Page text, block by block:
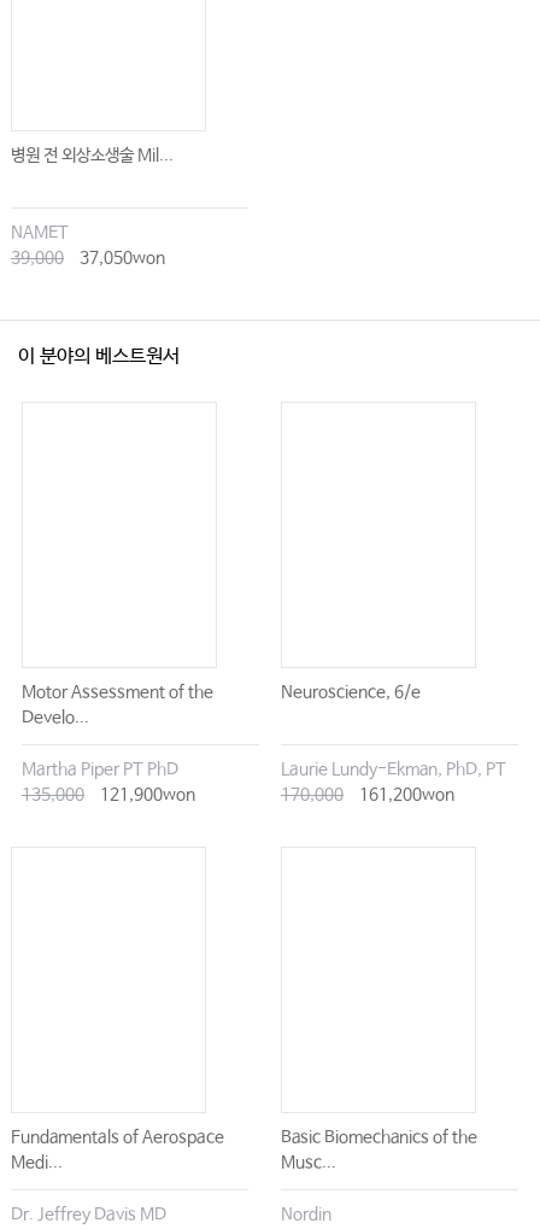
병원 전 외상소생술 Mil...
NAMET
39,000
37,050won
이 분야의 베스트원서
Motor Assessment of the
Develo...
Martha Piper PT PhD
135,000
121,900won
Neuroscience, 6/e
Laurie Lundy-Ekman, PhD, PT
170,000
161,200won
Fundamentals of Aerospace
Medi...
Dr. Jeffrey Davis MD
Basic Biomechanics of the
Musc...
Nordin